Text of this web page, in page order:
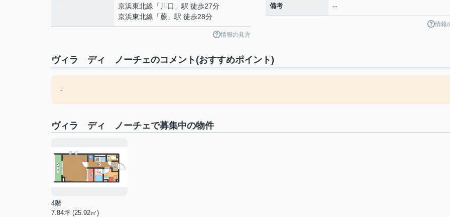
京浜東北線 「 川口 」駅 徒歩27分
京浜東北線 「蕨 」駅 徒歩28分
情報の見方
備考 --
情報
ヴィラ ディ ノーチェのコメント(おすすめポイント)
-
ヴィラ ディ ノーチェで募集中の物件
4階
7.84坪 (25.92㎡)